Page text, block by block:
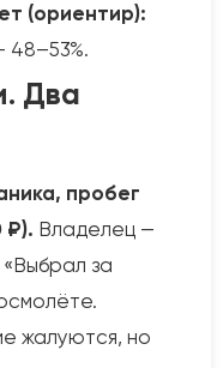
(ориентир):
48–53%.
Два
пробег
₽). Владелец —
за
жалуются, но